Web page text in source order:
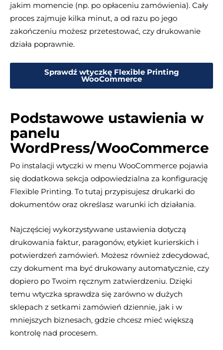
jakim momencie (np. po opłaceniu zamówienia). Cały
proces zajmuje kilka minut, a od razu po jego
zakończeniu możesz przetestować, czy drukowanie
działa poprawnie.
Sprawdź wtyczkę Flexible Printing
WooCommerce
Podstawowe ustawienia w
panelu
WordPress/WooCommerce
Po instalacji wtyczki w menu WooCommerce pojawia
się dodatkowa sekcja odpowiedzialna za konfigurację
Flexible Printing. To tutaj przypisujesz drukarki do
dokumentów oraz określasz warunki ich działania.
Najczęściej wykorzystywane ustawienia dotyczą
drukowania faktur, paragonów, etykiet kurierskich i
potwierdzeń zamówień. Możesz również zdecydować,
czy dokument ma być drukowany automatycznie, czy
dopiero po Twoim ręcznym zatwierdzeniu. Dzięki
temu wtyczka sprawdza się zarówno w dużych
sklepach z setkami zamówień dziennie, jak i w
mniejszych biznesach, gdzie chcesz mieć większą
kontrolę nad procesem.